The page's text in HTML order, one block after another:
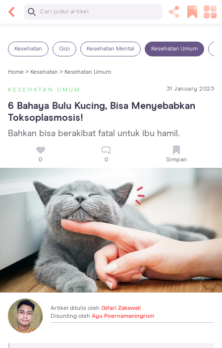
Baca Selanjutnya
Kesehatan Gizi Kesehatan Mental Kesehatan Umum
Home > Kesehatan > Kesehatan Umum
KESEHATAN UMUM 31 January 2023
6 Bahaya Bulu Kucing, Bisa Menyebabkan
Toksoplasmosis!
Bahkan bisa berakibat fatal untuk ibu hamil.
0 0 Simpan
Artikel ditulis oleh Gifari Zakawali
Disunting oleh Ayu Poernamaningrum